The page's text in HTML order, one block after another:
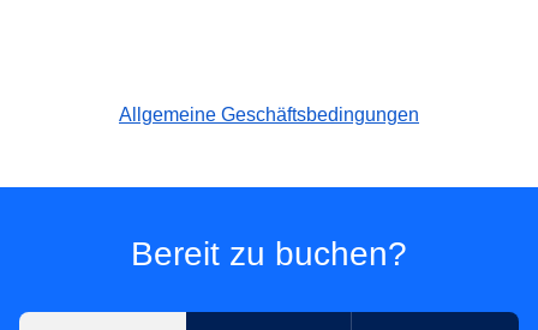
Allgemeine Geschäftsbedingungen
Bereit zu buchen?